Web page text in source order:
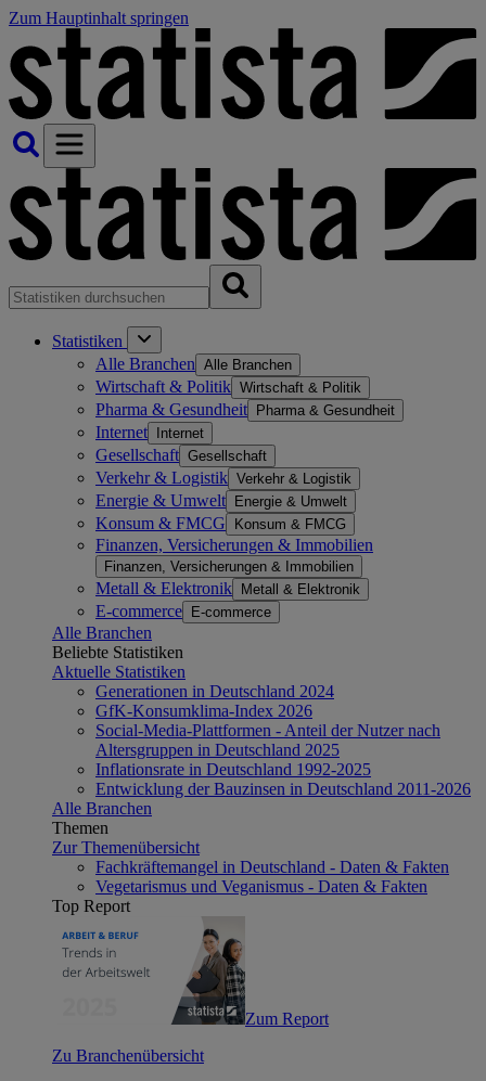
Zum Hauptinhalt springen
Statistiken
Alle Branchen Alle Branchen
Wirtschaft & Politik Wirtschaft & Politik
Pharma & Gesundheit Pharma & Gesundheit
Internet Internet
Gesellschaft Gesellschaft
Verkehr & Logistik Verkehr & Logistik
Energie & Umwelt Energie & Umwelt
Konsum & FMCG Konsum & FMCG
Finanzen, Versicherungen & Immobilien
Finanzen, Versicherungen & Immobilien
Metall & Elektronik Metall & Elektronik
E-commerce E-commerce
Alle Branchen
Beliebte Statistiken
Aktuelle Statistiken
Generationen in Deutschland 2024
GfK-Konsumklima-Index 2026
Social-Media-Plattformen - Anteil der Nutzer nach
Altersgruppen in Deutschland 2025
Inflationsrate in Deutschland 1992-2025
Entwicklung der Bauzinsen in Deutschland 2011-2026
Alle Branchen
Themen
Zur Themenübersicht
Fachkräftemangel in Deutschland - Daten & Fakten
Vegetarismus und Veganismus - Daten & Fakten
Top Report
Zum Report
Zu Branchenübersicht